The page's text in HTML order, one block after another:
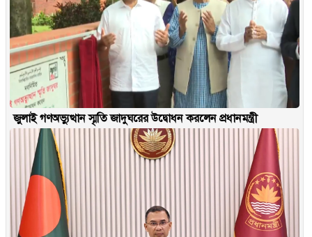
জুলাই গণঅভ্যুত্থান স্মৃতি জাদুঘরের উদ্বোধন করলেন প্রধানমন্ত্রী